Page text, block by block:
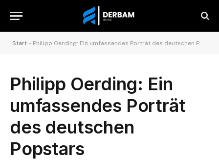
Start » Philipp Oerding: Ein umfassendes Porträt des deutschen Popstars
Philipp Oerding: Ein
umfassendes Porträt
des deutschen
Popstars